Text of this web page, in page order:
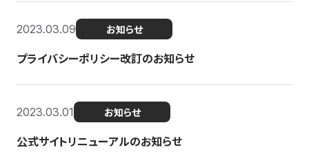
2023.03.09 お知らせ
プライバシーポリシー改訂のお知らせ
2023.03.01 お知らせ
公式サイトリニューアルのお知らせ